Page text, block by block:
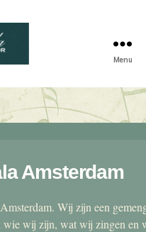
Menu
Amsterdam
Wij zijn een
wij zijn, wat wij zingen en